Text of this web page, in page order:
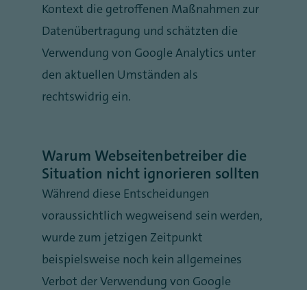
Kontext die getroffenen Maßnahmen zur
Datenübertragung und schätzten die
Verwendung von Google Analytics unter
den aktuellen Umständen als
rechtswidrig ein.
Warum Webseitenbetreiber die
Situation nicht ignorieren sollten
Während diese Entscheidungen
voraussichtlich wegweisend sein werden,
wurde zum jetzigen Zeitpunkt
beispielsweise noch kein allgemeines
Verbot der Verwendung von Google